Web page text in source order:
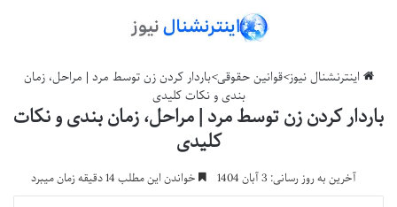
اینترنشنال نیوز>قوانین حقوقی>باردار کردن زن توسط مرد | مراحل، زمان
بندی و نکات کلیدی
باردار کردن زن توسط مرد | مراحل، زمان بندی و نکات
کلیدی
آخرین به روز رسانی: 3 آبان 1404 خواندن این مطلب 14 دقیقه زمان میبرد